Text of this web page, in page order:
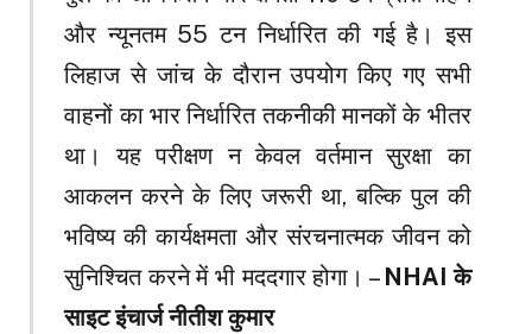
और न्यूनतम 55 टन निर्धारित की गई है। इस
लिहाज से जांच के दौरान उपयोग किए गए सभी
वाहनों का भार निर्धारित तकनीकी मानकों के भीतर
था। यह परीक्षण न केवल वर्तमान सुरक्षा का
आकलन करने के लिए जरूरी था, बल्कि पुल की
भविष्य की कार्यक्षमता और संरचनात्मक जीवन को
सुनिश्चित करने में भी मददगार होगा। – NHAI के
साइट इंचार्ज नीतीश कुमार